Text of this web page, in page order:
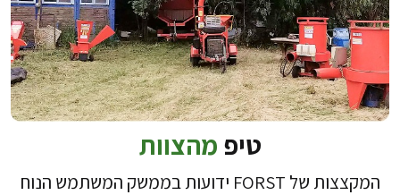
טיפ מהצוות
המקצצות של FORST ידועות בממשק המשתמש הנוח